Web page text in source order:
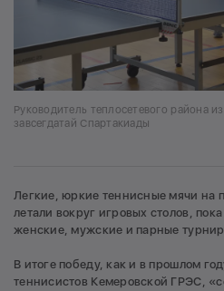
Руководитель теплосетевого района
завсегдатай Спартакиады
Легкие, юркие теннисные мячи на
летали вокруг игровых столов,
женские, мужские и парные
В итоге победу, как и в прошлом
теннисистов Кемеровской ГРЭС,